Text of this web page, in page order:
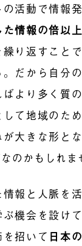
活動で情報
情報の倍以
繰り返すこと
だから自分
より多く質
て地域のた
大きな形と
のかもしれま
報と人脈を
機会を設け
を招いて 日本